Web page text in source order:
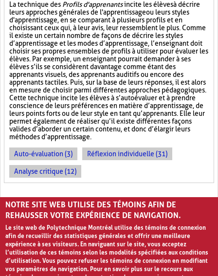
La technique des Profils d'apprenantsincite les élèves à décrire
leurs approches générales de l'apprentissage ou leurs styles
d'apprentissage, en se comparant à plusieurs profils et en
choisissant ceux qui, à leur avis, leur ressemblent le plus. Comme
il existe un certain nombre de façons de décrire les styles
d’apprentissage et les modes d’apprentissage, l’enseignant doit
choisir ses propres ensembles de profils à utiliser pour évaluer les
élèves. Par exemple, un enseignant pourrait demander à ses
élèves s’ils se considèrent davantage comme étant des
apprenants visuels, des apprenants auditifs ou encore des
apprenants tactiles. Puis, sur la base de leurs réponses, il est alors
en mesure de choisir parmi différentes approches pédagogiques.
Cette technique incite les élèves à s’autoévaluer et à prendre
conscience de leurs préférences en matière d’apprentissage, de
leurs points forts ou de leur style en tant qu’apprenants. Elle leur
permet également de réaliser qu’il existe différentes façons
valides d’aborder un certain contenu, et donc d’élargir leurs
méthodes d’apprentissage.
Auto-évaluation (3) Réflexion individuelle (31)
Analyse critique (12)
PAGES
« ‹ 1 2 3
NOTRE SITE WEB UTILISE DES TÉMOINS AFIN DE
REHAUSSER VOTRE EXPÉRIENCE DE NAVIGATION.
Le site web de Polytechnique Montréal utilise des témoins de connexion
afin de recueillir des statistiques générales et offrir une meilleure
expérience à ses visiteurs. En naviguant sur le site, vous acceptez
l’utilisation de ces témoins selon les modalités spécifiées aux conditions
d’utilisation. Vous pouvez refuser les témoins de connexion en modifiant
vos paramètres de navigation. Pour en savoir plus sur le recours aux